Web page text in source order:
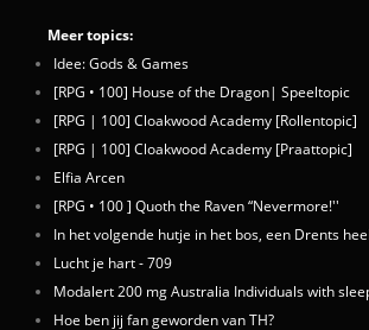
Meer topics:
Idee: Gods & Games
[RPG • 100] House of the Dragon| Speeltopic
[RPG | 100] Cloakwood Academy [Rollentopic]
[RPG | 100] Cloakwood Academy [Praattopic]
Elfia Arcen
[RPG • 100 ] Quoth the Raven “Nevermore!''
In het volgende hutje in het bos, een Drents
Lucht je hart - 709
Modalert 200 mg Australia Individuals with
Hoe ben jij fan geworden van TH?